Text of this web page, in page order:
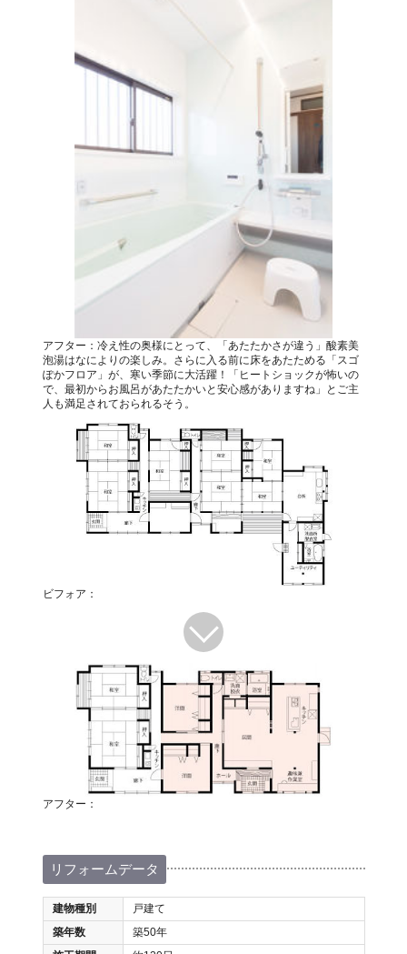
アフター：冷え性の奥様にとって、「あたたかさが違う」酸素美
泡湯はなによりの楽しみ。さらに入る前に床をあたためる「スゴ
ぽかフロア」が、寒い季節に大活躍！「ヒートショックが怖いの
で、最初からお風呂があたたかいと安心感がありますね」とご主
人も満足されておられるそう。
ビフォア：
アフター：
リフォームデータ
建物種別
戸建て
築年数
築50年